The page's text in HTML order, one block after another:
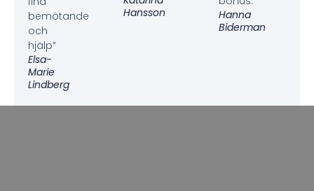
bemötande
och
hjälp”
Elsa-
Marie
Lindberg
Hansson
Hanna
Biderman